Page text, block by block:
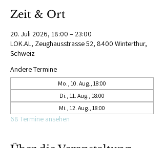
Zeit & Ort
20. Juli 2026, 18:00 – 23:00
LOK.AL, Zeughausstrasse 52, 8400 Winterthur,
Schweiz
Andere Termine
Mo., 10. Aug., 18:00
Di., 11. Aug., 18:00
Mi., 12. Aug., 18:00
68 Termine ansehen